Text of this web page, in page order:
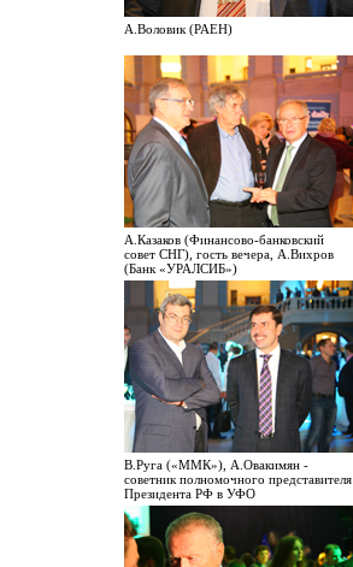
А.Воловик (РАЕН)
А.Казаков (Финансово-банковский
совет СНГ), гость вечера, А.Вихров
(Банк «УРАЛСИБ»)
В.Руга («ММК»), А.Овакимян -
советник полномочного представителя
Президента РФ в УФО